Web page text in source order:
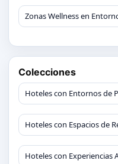
Zonas Wellness en
Colecciones
Hoteles con Entornos de
Hoteles con Espacios de
Hoteles con Experiencias